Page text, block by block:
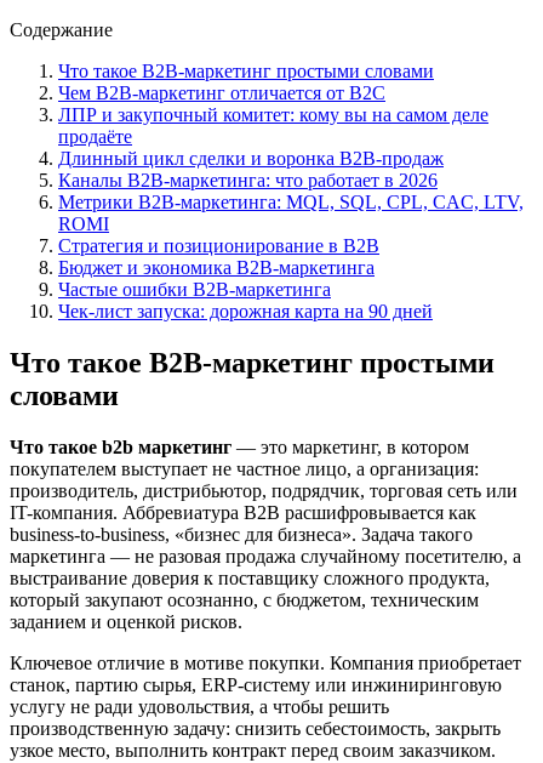
Содержание
Что такое B2B-маркетинг простыми словами
Чем B2B-маркетинг отличается от B2C
ЛПР и закупочный комитет: кому вы на самом деле
продаёте
Длинный цикл сделки и воронка B2B-продаж
Каналы B2B-маркетинга: что работает в 2026
Метрики B2B-маркетинга: MQL, SQL, CPL, CAC, LTV,
ROMI
Стратегия и позиционирование в B2B
Бюджет и экономика B2B-маркетинга
Частые ошибки B2B-маркетинга
Чек-лист запуска: дорожная карта на 90 дней
Что такое B2B-маркетинг простыми
словами
Что такое b2b маркетинг — это маркетинг, в котором
покупателем выступает не частное лицо, а организация:
производитель, дистрибьютор, подрядчик, торговая сеть или
IT-компания. Аббревиатура B2B расшифровывается как
business-to-business, «бизнес для бизнеса». Задача такого
маркетинга — не разовая продажа случайному посетителю, а
выстраивание доверия к поставщику сложного продукта,
который закупают осознанно, с бюджетом, техническим
заданием и оценкой рисков.
Ключевое отличие в мотиве покупки. Компания приобретает
станок, партию сырья, ERP-систему или инжиниринговую
услугу не ради удовольствия, а чтобы решить
производственную задачу: снизить себестоимость, закрыть
узкое место, выполнить контракт перед своим заказчиком.